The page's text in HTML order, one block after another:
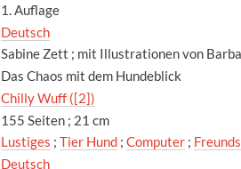
1. Auflage
Deutsch
Sabine Zett ; mit Illustrationen von
Das Chaos mit dem Hundeblick
Chilly Wuff ([2])
155 Seiten ; 21 cm
Lustiges ; Tier Hund; Computer;
Deutsch